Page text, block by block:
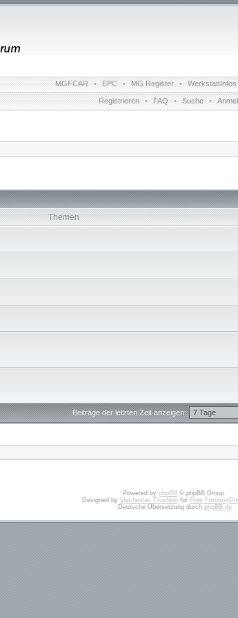
MGFCAR • EPC • MG Register • WerkstattInfos
Registrieren • FAQ • Suche •
Themen
Beiträge der letzten Zeit anzeigen:
Powered by phpBB © phpBB Group.
Designed by Vjacheslav Trushkinfor Free Forums/
Deutsche Übersetzung durch phpBB.de